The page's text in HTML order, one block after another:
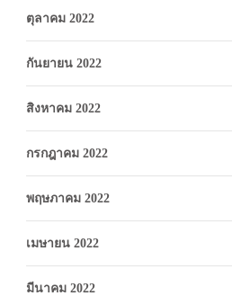
ตุลาคม 2022
กันยายน 2022
สิงหาคม 2022
กรกฎาคม 2022
พฤษภาคม 2022
เมษายน 2022
มีนาคม 2022